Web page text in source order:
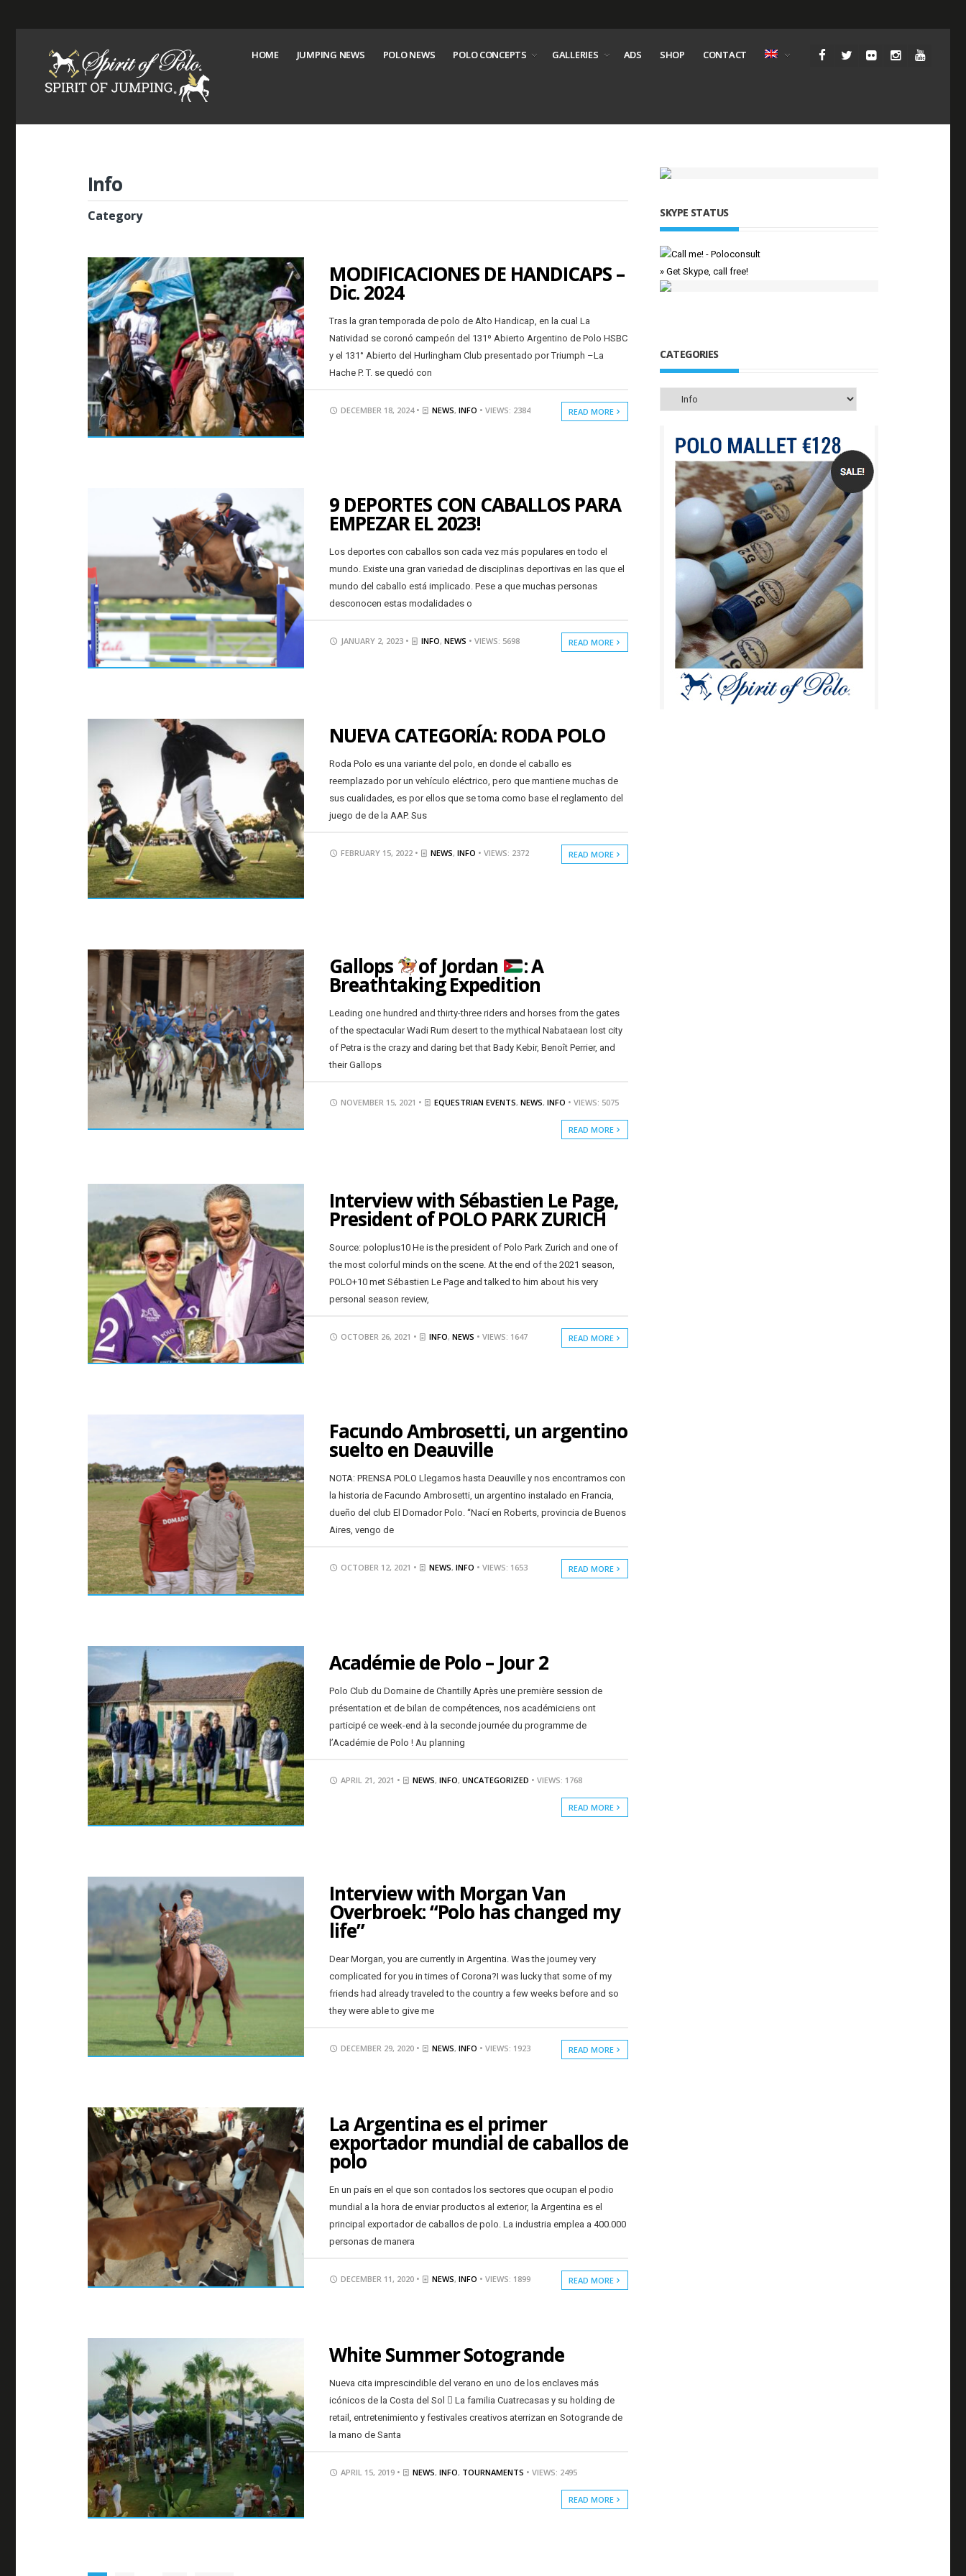
HOME JUMPING NEWS POLO NEWS POLO CONCEPTS GALLERIES ADS SHOP CONTACT
Info
Category
MODIFICACIONES DE HANDICAPS –
Dic. 2024
Tras la gran temporada de polo de Alto Handicap, en la cual La
Natividad se coronó campeón del 131º Abierto Argentino de Polo HSBC
y el 131° Abierto del Hurlingham Club presentado por Triumph –La
Hache P. T. se quedó con
DECEMBER 18, 2024 • NEWS, INFO • VIEWS: 2384 READ MORE
9 DEPORTES CON CABALLOS PARA
EMPEZAR EL 2023!
Los deportes con caballos son cada vez más populares en todo el
mundo. Existe una gran variedad de disciplinas deportivas en las que el
mundo del caballo está implicado. Pese a que muchas personas
desconocen estas modalidades o
JANUARY 2, 2023 • INFO, NEWS • VIEWS: 5698 READ MORE
NUEVA CATEGORÍA: RODA POLO
Roda Polo es una variante del polo, en donde el caballo es
reemplazado por un vehículo eléctrico, pero que mantiene muchas de
sus cualidades, es por ellos que se toma como base el reglamento del
juego de de la AAP. Sus
FEBRUARY 15, 2022 • NEWS, INFO • VIEWS: 2372 READ MORE
Gallops of Jordan : A
Breathtaking Expedition
Leading one hundred and thirty-three riders and horses from the gates
of the spectacular Wadi Rum desert to the mythical Nabataean lost city
of Petra is the crazy and daring bet that Bady Kebir, Benoît Perrier, and
their Gallops
NOVEMBER 15, 2021 • EQUESTRIAN EVENTS, NEWS, INFO • VIEWS: 5075
READ MORE
Interview with Sébastien Le Page,
President of POLO PARK ZURICH
Source: poloplus10 He is the president of Polo Park Zurich and one of
the most colorful minds on the scene. At the end of the 2021 season,
POLO+10 met Sébastien Le Page and talked to him about his very
personal season review,
OCTOBER 26, 2021 • INFO, NEWS • VIEWS: 1647 READ MORE
Facundo Ambrosetti, un argentino
suelto en Deauville
NOTA: PRENSA POLO Llegamos hasta Deauville y nos encontramos con
la historia de Facundo Ambrosetti, un argentino instalado en Francia,
dueño del club El Domador Polo. “Nací en Roberts, provincia de Buenos
Aires, vengo de
OCTOBER 12, 2021 • NEWS, INFO • VIEWS: 1653 READ MORE
Académie de Polo – Jour 2
Polo Club du Domaine de Chantilly Après une première session de
présentation et de bilan de compétences, nos académiciens ont
participé ce week-end à la seconde journée du programme de
l’Académie de Polo ! Au planning
APRIL 21, 2021 • NEWS, INFO, UNCATEGORIZED • VIEWS: 1768
READ MORE
Interview with Morgan Van
Overbroek: “Polo has changed my
life”
Dear Morgan, you are currently in Argentina. Was the journey very
complicated for you in times of Corona?I was lucky that some of my
friends had already traveled to the country a few weeks before and so
they were able to give me
DECEMBER 29, 2020 • NEWS, INFO • VIEWS: 1923 READ MORE
La Argentina es el primer
exportador mundial de caballos de
polo
En un país en el que son contados los sectores que ocupan el podio
mundial a la hora de enviar productos al exterior, la Argentina es el
principal exportador de caballos de polo. La industria emplea a 400.000
personas de manera
DECEMBER 11, 2020 • NEWS, INFO • VIEWS: 1899 READ MORE
White Summer Sotogrande
Nueva cita imprescindible del verano en uno de los enclaves más
icónicos de la Costa del Sol  La familia Cuatrecasas y su holding de
retail, entretenimiento y festivales creativos aterrizan en Sotogrande de
la mano de Santa
APRIL 15, 2019 • NEWS, INFO, TOURNAMENTS • VIEWS: 2495
READ MORE
SKYPE STATUS
» Get Skype, call free!
CATEGORIES
Categories